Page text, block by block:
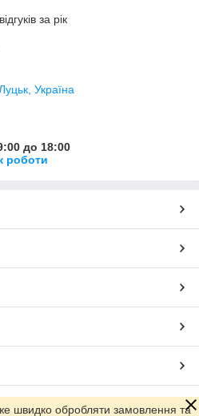
за рік
Україна
до 18:00
роботи
Prom.ua
швидко обробляти замовлення та